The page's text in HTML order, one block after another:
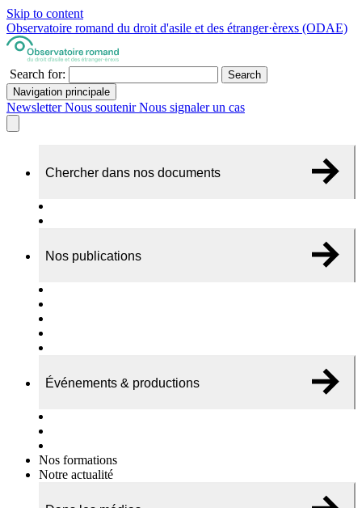
Skip to content
Observatoire romand du droit d'asile et des étranger·èrexs (ODAE)
Search for:
Search
Navigation principale
NewsletterNous soutenirNous signaler un cas
Chercher dans nos documents
Nos publications
Événements & productions
Nos formations
Notre actualité